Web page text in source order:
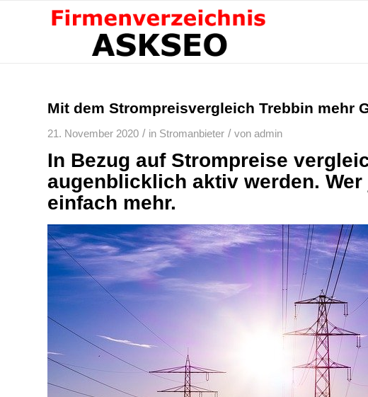
Mit dem Strompreisvergleich Trebbin mehr
21. November 2020 / in Stromanbieter / von admin
In Bezug auf Strompreise
augenblicklich aktiv werden.
einfach mehr.